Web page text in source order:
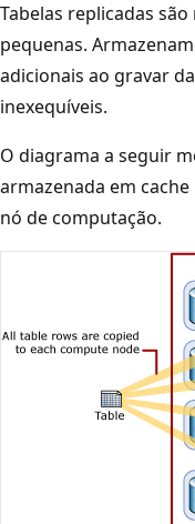
Tabelas replicadas
pequenas.
adicionais ao gravar
inexequíveis.
O diagrama a seguir
armazenada em
nó de computação.